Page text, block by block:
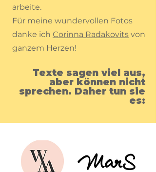
arbeite.
Für meine wundervollen Fotos
danke ich Corinna Radakovits von
ganzem Herzen!
Texte sagen viel aus,
aber können nicht
sprechen. Daher tun sie
es: